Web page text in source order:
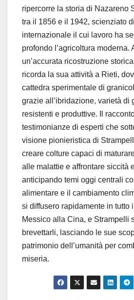
ripercorre la storia di Nazareno
tra il 1856 e il 1942, scienziato
internazionale il cui lavoro ha
profondo l’agricoltura moderna.
un’accurata ricostruzione
ricorda la sua attività a Rieti,
cattedra sperimentale di
grazie all’ibridazione, varietà di
resistenti e produttive. Il
testimonianze di esperti che
visione pionieristica di
creare colture capaci di
alle malattie e affrontare siccità
anticipando temi oggi centrali
alimentare e il cambiamento
si diffusero rapidamente in tutto
Messico alla Cina, e Strampelli
brevettarli, lasciando le sue
patrimonio dell’umanità per
miseria.